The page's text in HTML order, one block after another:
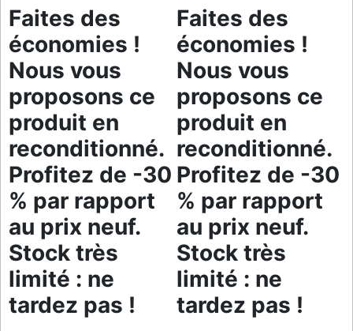
Faites des
économies !
Nous vous
proposons ce
produit en
reconditionné.
Profitez de -30
% par rapport
au prix neuf.
Stock très
limité : ne
tardez pas !
Faites des
économies !
Nous vous
proposons ce
produit en
reconditionné.
Profitez de -30
% par rapport
au prix neuf.
Stock très
limité : ne
tardez pas !